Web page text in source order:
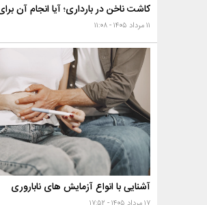
۱۱ مرداد ۱۴۰۵ - ۱۱:۰۸
آشنایی با انواع آزمایش های ناباروری